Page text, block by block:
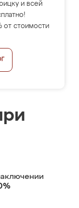
и всей
от стоимости